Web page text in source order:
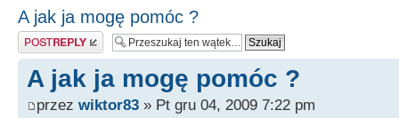
A jak ja mogę pomóc ?
Odpowiedz
A jak ja mogę pomóc ?
przez wiktor83 » Pt gru 04, 2009 7:22 pm